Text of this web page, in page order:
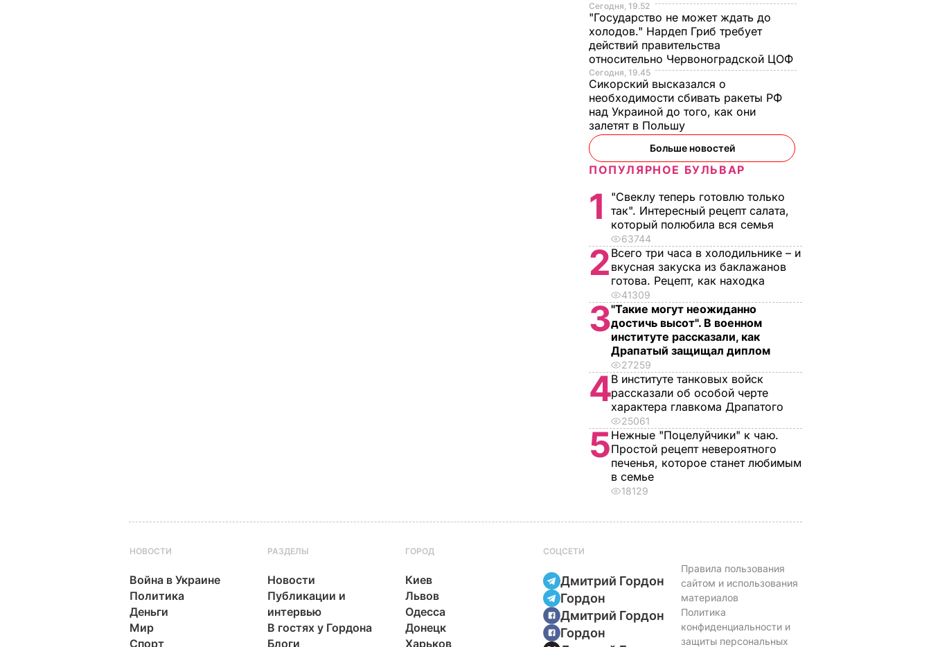
Сегодня, 19.52
"Государство не может ждать до
холодов." Нардеп Гриб требует
действий правительства
относительно Червоноградской ЦОФ
Сегодня, 19.45
Сикорский высказался о
необходимости сбивать ракеты РФ
над Украиной до того, как они
залетят в Польшу
Больше новостей
ПОПУЛЯРНОЕ БУЛЬВАР
1
"Свеклу теперь готовлю только
так". Интересный рецепт салата,
который полюбила вся семья
63744
2 Всего три часа в холодильнике – и
вкусная закуска из баклажанов
готова. Рецепт, как находка
41309
3"Такие могут неожиданно
достичь высот". В военном
институте рассказали, как
Драпатый защищал диплом
27259
4В институте танковых войск
рассказали об особой черте
характера главкома Драпатого
25061
5Нежные "Поцелуйчики" к чаю.
Простой рецепт невероятного
печенья, которое станет любимым
в семье
18129
НОВОСТИ
Война в Украине
Политика
Деньги
Мир
Спорт
РАЗДЕЛЫ
Новости
Публикации и
интервью
В гостях у Гордона
Блоги
ГОРОД
Киев
Львов
Одесса
Донецк
Харьков
СОЦСЕТИ
Дмитрий Гордон
Гордон
Дмитрий Гордон
Гордон
Правила пользования
сайтом и использования
материалов
Политика
конфиденциальности и
защиты персональных